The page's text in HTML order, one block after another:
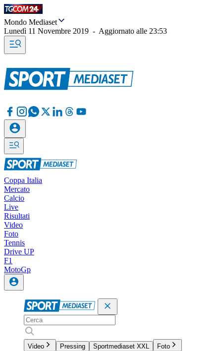
Mondo Mediaset
Lunedì 11 Novembre 2019 - Aggiornato alle 23:53
Coppa Italia
Mercato
Calcio
Live
Risultati
Video
Foto
Tennis
Drive UP
F1
MotoGp
Video Pressing Sportmediaset XXL
Foto